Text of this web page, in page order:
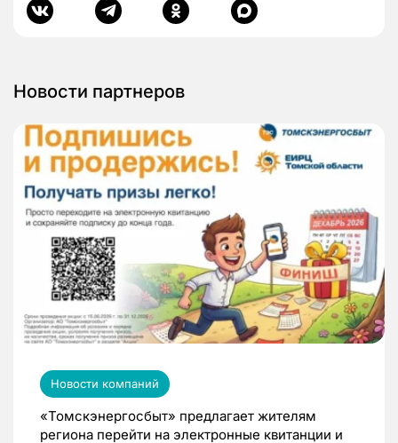
Новости партнеров
Новости компаний
«Томскэнергосбыт» предлагает жителям
региона перейти на электронные квитанции и